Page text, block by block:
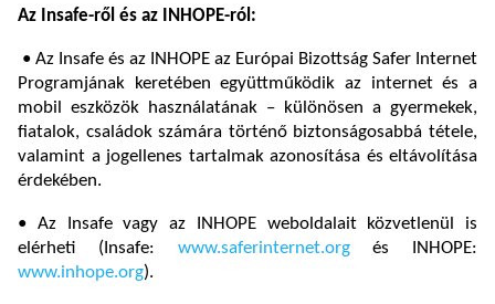
Az Insafe-ről és az INHOPE-ról:
• Az Insafe és az INHOPE az Európai Bizottság Safer Internet
Programjának keretében együttműködik az internet és a
mobil eszközök használatának – különösen a gyermekek,
fiatalok, családok számára történő biztonságosabbá tétele,
valamint a jogellenes tartalmak azonosítása és eltávolítása
érdekében.
• Az Insafe vagy az INHOPE weboldalait közvetlenül is
elérheti (Insafe: www.saferinternet.orgés INHOPE:
www.inhope.org).